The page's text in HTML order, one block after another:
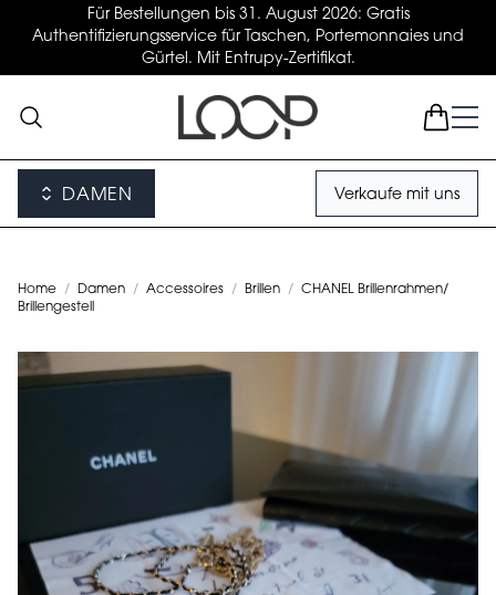
Für Bestellungen bis 31. August 2026: Gratis
Authentifizierungsservice für Taschen, Portemonnaies und
Gürtel. Mit Entrupy-Zertifikat.
DAMEN Verkaufe mit uns
Home / Damen / Accessoires / Brillen / CHANEL Brillenrahmen/
Brillengestell